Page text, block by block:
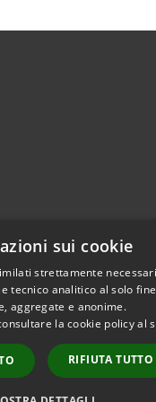
sui cookie
strettamente
tecnico analitico al solo
aggregate e anonime.
la cookie policy al
RIFIUTA TUTTO